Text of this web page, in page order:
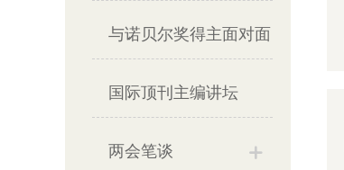
与诺贝尔奖得主面对面
国际顶刊主编讲坛
两会笔谈